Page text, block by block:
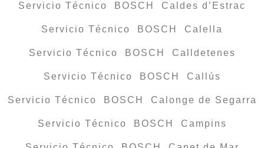
Servicio Técnico BOSCH Caldes d’Estrac
Servicio Técnico BOSCH Calella
Servicio Técnico BOSCH Calldetenes
Servicio Técnico BOSCH Callús
Servicio Técnico BOSCH Calonge de Segarra
Servicio Técnico BOSCH Campins